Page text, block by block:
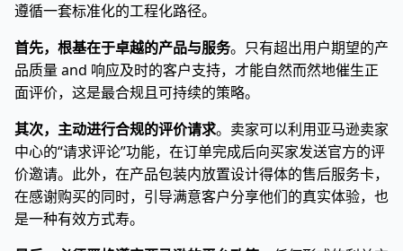
遵循一套标准化的工程化路径。
首先，根基在于卓越的产品与服务。只有超出用户期望的产
品质量 and 响应及时的客户支持，才能自然而然地催生正
面评价，这是最合规且可持续的策略。
其次，主动进行合规的评价请求。卖家可以利用亚马逊卖家
中心的“请求评论”功能，在订单完成后向买家发送官方的评
价邀请。此外，在产品包装内放置设计得体的售后服务卡，
在感谢购买的同时，引导满意客户分享他们的真实体验，也
是一种有效方式寿。